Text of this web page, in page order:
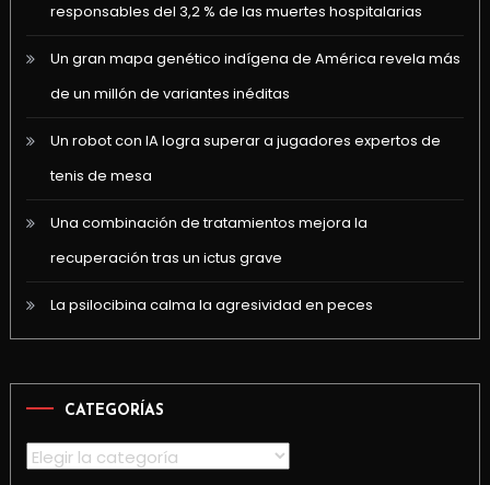
responsables del 3,2 % de las muertes hospitalarias
Un gran mapa genético indígena de América revela más
de un millón de variantes inéditas
Un robot con IA logra superar a jugadores expertos de
tenis de mesa
Una combinación de tratamientos mejora la
recuperación tras un ictus grave
La psilocibina calma la agresividad en peces
CATEGORÍAS
Categorías